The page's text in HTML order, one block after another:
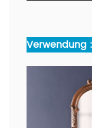
Verwendung :